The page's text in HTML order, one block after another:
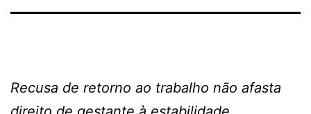
Recusa de retorno ao trabalho não afasta